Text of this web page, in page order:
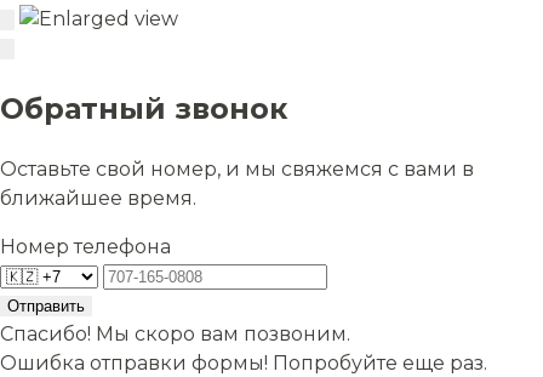
Обратный звонок
Оставьте свой номер, и мы свяжемся с вами в
ближайшее время.
Номер телефона
Отправить
Спасибо! Мы скоро вам позвоним.
Ошибка отправки формы! Попробуйте еще раз.